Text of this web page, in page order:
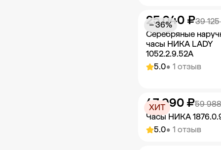
Добавить в
5.0• 1 отзыв
Серебряные
часы НИКА LADY
1052.2.9.52A
39
25 040 ₽
− 36%
Добавить в
5.0• 1 отзыв
Часы НИКА
59
47 990 ₽
ХИТ